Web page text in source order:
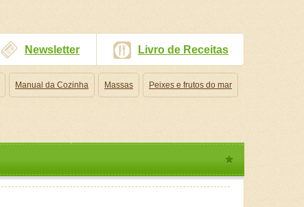
Newsletter Livro de Receitas
Manual da Cozinha Massas Peixes e frutos do mar